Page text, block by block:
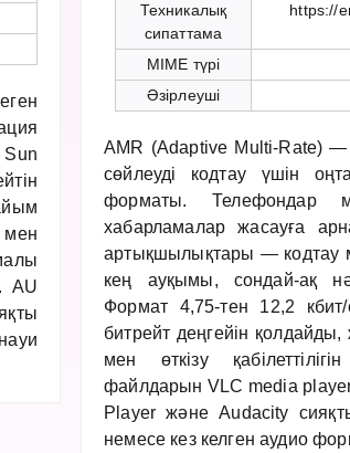
AU
Техникалық
сипаттама
https://
MIME түрі
Әзірлеуші
AMR (Adaptive Multi-Rate) —
сөйлеуді кодтау үшін
форматы. Телефондар
хабарламалар жасауға
артықшылықтары — кодтау
кең ауқымы, сондай-ақ
Формат 4,75-тен 12,2 кбит/
битрейт деңгейін
мен өткізу
файлдарын VLC media
Player және Audacity
немесе кез келген аудио